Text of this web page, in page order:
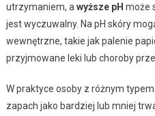
utrzymaniem, a wyższe pH może
jest wyczuwalny. Na pH skóry
wewnętrzne, takie jak palenie
przyjmowane leki lub choroby
W praktyce osoby z różnym
zapach jako bardziej lub mniej